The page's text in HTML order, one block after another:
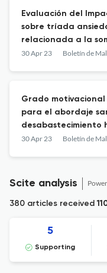
Evaluación del
sobre tríada
relacionada a la
en la población
30 Apr 23
Grado
para el abordaje
desabastecimiento
2021
30 Apr 23
Scite analysis
380 articles received
5
Supporting